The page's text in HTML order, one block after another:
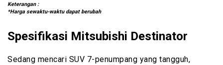
Keterangan :
*Harga sewaktu-waktu dapat berubah
Spesifikasi Mitsubishi Destinator
Sedang mencari SUV 7-penumpang yang tangguh,